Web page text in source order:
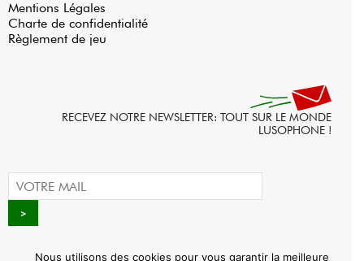
Mentions Légales
Charte de confidentialité
Règlement de jeu
RECEVEZ NOTRE NEWSLETTER: TOUT SUR LE MONDE
LUSOPHONE !
Nous utilisons des cookies pour vous garantir la meilleure